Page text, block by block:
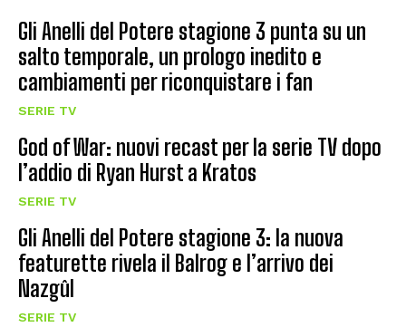
Gli Anelli del Potere stagione 3 punta su un
salto temporale, un prologo inedito e
cambiamenti per riconquistare i fan
SERIE TV
God of War: nuovi recast per la serie TV dopo
l’addio di Ryan Hurst a Kratos
SERIE TV
Gli Anelli del Potere stagione 3: la nuova
featurette rivela il Balrog e l’arrivo dei
Nazgûl
SERIE TV